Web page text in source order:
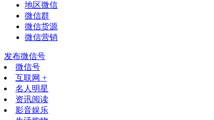
地区微信
微信群
微信货源
微信营销
发布微信号
微信号
互联网 +
名人明星
资讯阅读
影音娱乐